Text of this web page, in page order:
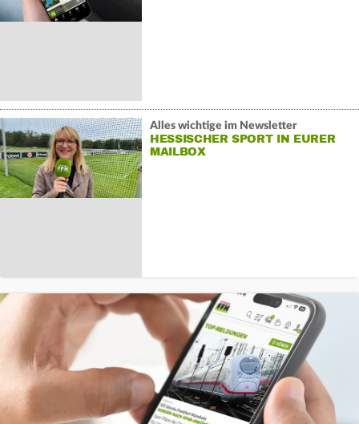
Alles wichtige im Newsletter
HESSISCHER SPORT IN EURER
MAILBOX